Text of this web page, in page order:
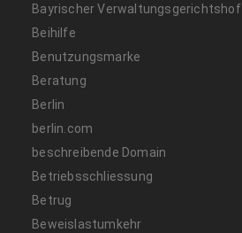
Bayrischer Verwaltungsgerichtshof
Beihilfe
Benutzungsmarke
Beratung
Berlin
berlin.com
beschreibende Domain
Betriebsschliessung
Betrug
Beweislastumkehr